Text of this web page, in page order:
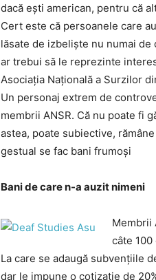
dacă eşti american, pentru că
Cert este că persoanele care
lăsate de izbelişte nu numai
ar trebui să le reprezinte
Asociaţia Naţională a Surzilor
Un personaj extrem de
membrii ANSR. Că nu poate fi
astea, poate subiective,
gestual se fac bani frumoşi
Bani de care n-a auzit nimeni
Membrii
câte
La care se adaugă subvenţiile
dar le impune o cotizaţie de